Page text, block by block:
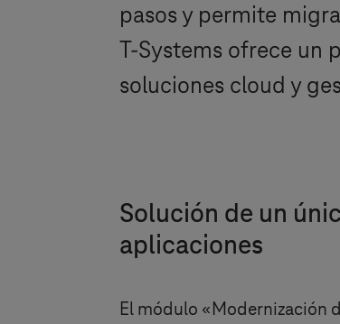
pasos y permite
T-Systems ofrece un
soluciones cloud y
Solución de un
aplicaciones
El módulo «Modernización